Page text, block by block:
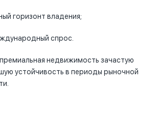
горизонт владения;
спрос.
недвижимость зачастую
устойчивость в периоды рыночной